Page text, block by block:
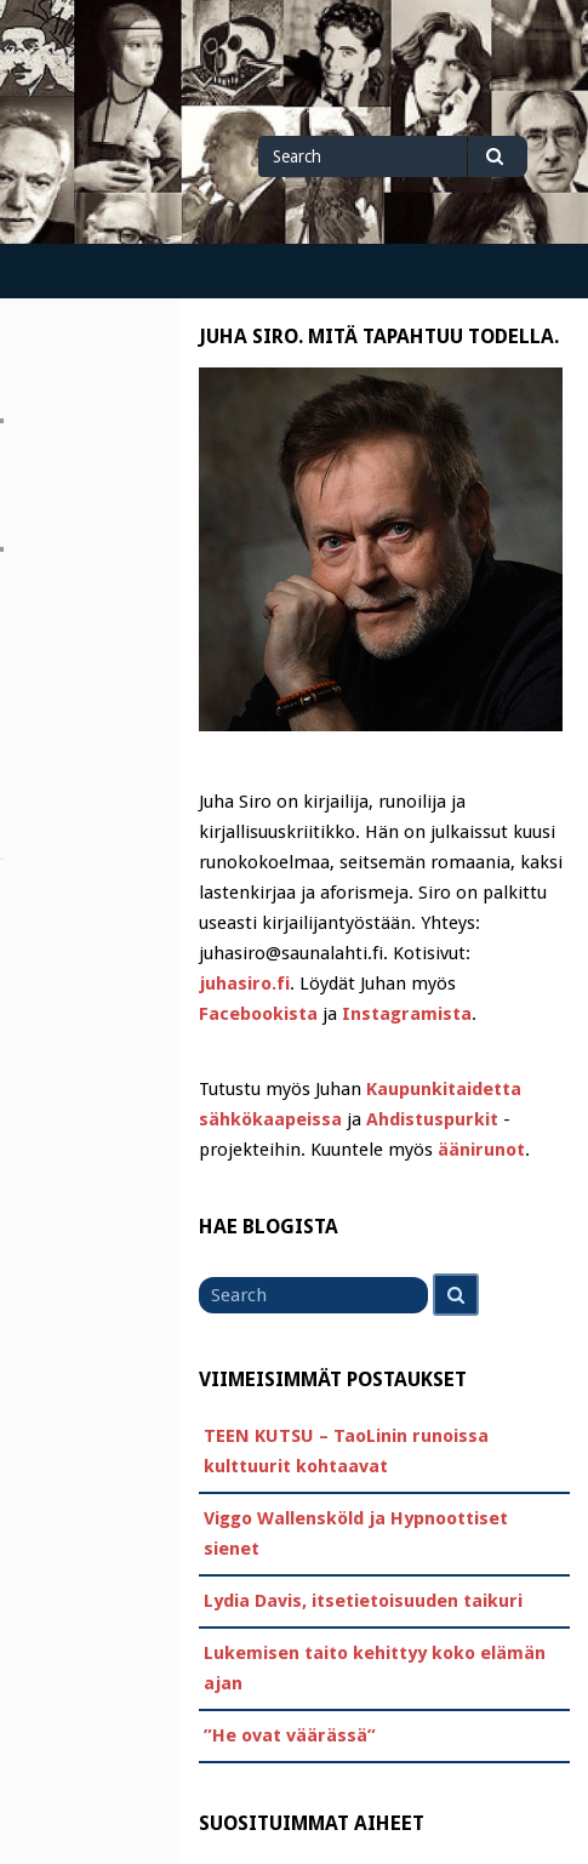
Search
for
Search
JUHA SIRO. MITÄ TAPAHTUU TODELLA.
Juha Siro on kirjailija, runoilija ja
kirjallisuuskriitikko. Hän on julkaissut kuusi
runokokoelmaa, seitsemän romaania, kaksi
lastenkirjaa ja aforismeja. Siro on palkittu
useasti kirjailijantyöstään. Yhteys:
juhasiro@saunalahti.fi. Kotisivut:
juhasiro.fi. Löydät Juhan myös
Facebookista ja Instagramista.
Tutustu myös Juhan Kaupunkitaidetta
sähkökaapeissa ja Ahdistuspurkit -
projekteihin. Kuuntele myös äänirunot.
HAE BLOGISTA
for
VIIMEISIMMÄT POSTAUKSET
TEEN KUTSU – TaoLinin runoissa
kulttuurit kohtaavat
Viggo Wallensköld ja Hypnoottiset
sienet
Lydia Davis, itsetietoisuuden taikuri
Lukemisen taito kehittyy koko elämän
ajan
”He ovat väärässä”
SUOSITUIMMAT AIHEET